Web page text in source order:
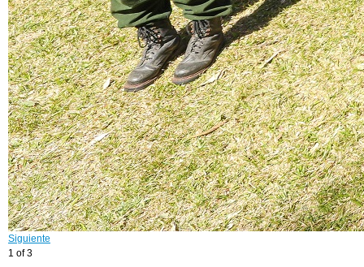
Siguiente
1 of 3